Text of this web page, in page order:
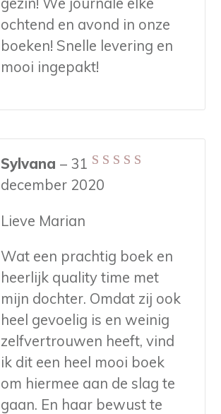
ochtend en avond in onze
boeken! Snelle levering en
mooi ingepakt!
Gewaardeerd
uit 5
Sylvana– 31
december 2020
Lieve Marian
Wat een prachtig boek en
heerlijk quality time met
mijn dochter. Omdat zij ook
heel gevoelig is en weinig
zelfvertrouwen heeft, vind
ik dit een heel mooi boek
om hiermee aan de slag te
gaan. En haar bewust te